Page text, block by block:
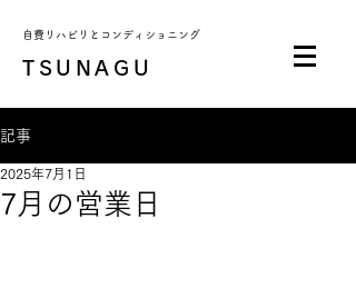
自費リハビリとコンディショニング
TSUNAGU
記事
7月の営業日
2025年7月1日